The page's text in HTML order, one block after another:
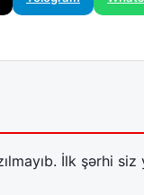
İlk şərhi siz